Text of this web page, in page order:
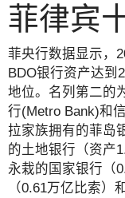
菲律宾
菲央行数据显示，
BDO银行资产达到
地位。名列第二的
行(Metro Bank)和
拉家族拥有的菲岛
的土地银行（资产
永栽的国家银行（
（0.61万亿比索）